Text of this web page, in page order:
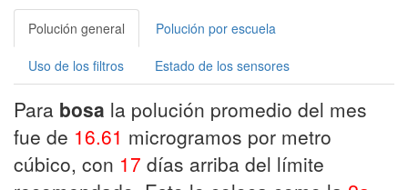
Polución general Polución por escuela
Uso de los filtros Estado de los sensores
Para bosa la polución promedio del mes
fue de 16.61 microgramos por metro
cúbico, con 17 días arriba del límite